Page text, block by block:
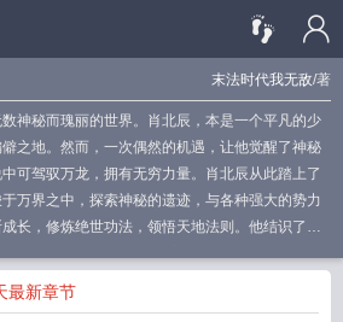
末法时代我无敌/著
神秘而瑰丽的世界。肖北辰，本是一个平凡的少
之地。然而，一次偶然的机遇，让他觉醒了神秘
可驾驭万龙，拥有无穷力量。肖北辰从此踏上了
万界之中，探索神秘的遗迹，与各种强大的势力
长，修炼绝世功法，领悟天地法则。他结识了一
神主之强 万界神主之系统
最新章节